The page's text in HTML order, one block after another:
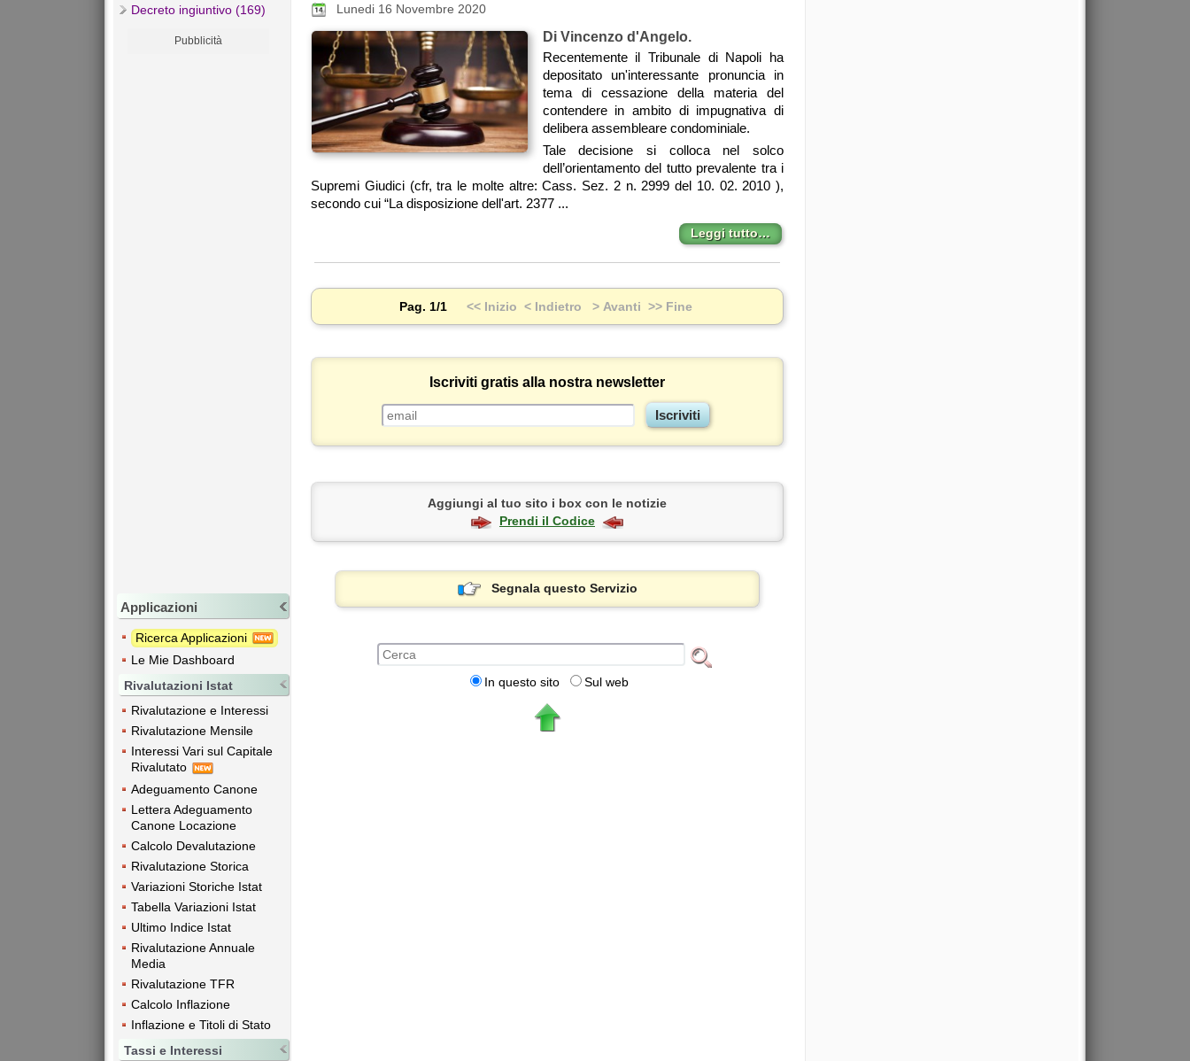
Decreto ingiuntivo (169)
Pubblicità
Applicazioni
Ricerca Applicazioni
Le Mie Dashboard
Rivalutazioni Istat
Rivalutazione e Interessi
Rivalutazione Mensile
Interessi Vari sul Capitale
Rivalutato
Adeguamento Canone
Lettera Adeguamento
Canone Locazione
Calcolo Devalutazione
Rivalutazione Storica
Variazioni Storiche Istat
Tabella Variazioni Istat
Ultimo Indice Istat
Rivalutazione Annuale
Media
Rivalutazione TFR
Calcolo Inflazione
Inflazione e Titoli di Stato
Tassi e Interessi
Lunedi 16 Novembre 2020
Di Vincenzo d'Angelo.
Recentemente il Tribunale di Napoli ha
depositato un'interessante pronuncia in
tema di cessazione della materia del
contendere in ambito di impugnativa di
delibera assembleare condominiale.
Tale decisione si colloca nel solco
dell’orientamento del tutto prevalente tra i
Supremi Giudici (cfr, tra le molte altre: Cass. Sez. 2 n. 2999 del 10. 02. 2010 ),
secondo cui “La disposizione dell'art. 2377 ...
Leggi tutto…
Pag. 1/1 << Inizio < Indietro > Avanti >> Fine
Iscriviti gratis alla nostra newsletter
Aggiungi al tuo sito i box con le notizie
Prendi il Codice
Segnala questo Servizio
In questo sito Sul web